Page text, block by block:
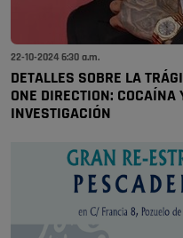
22-10-2024 6:30 a.m.
DETALLES SOBRE LA
ONE DIRECTION:
INVESTIGACIÓN